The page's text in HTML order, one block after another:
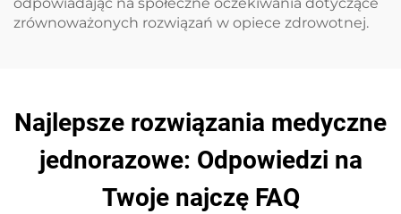
odpowiadając na społeczne oczekiwania dotyczące
zrównoważonych rozwiązań w opiece zdrowotnej.
Najlepsze rozwiązania medyczne
jednorazowe: Odpowiedzi na
Twoje najczę FAQ